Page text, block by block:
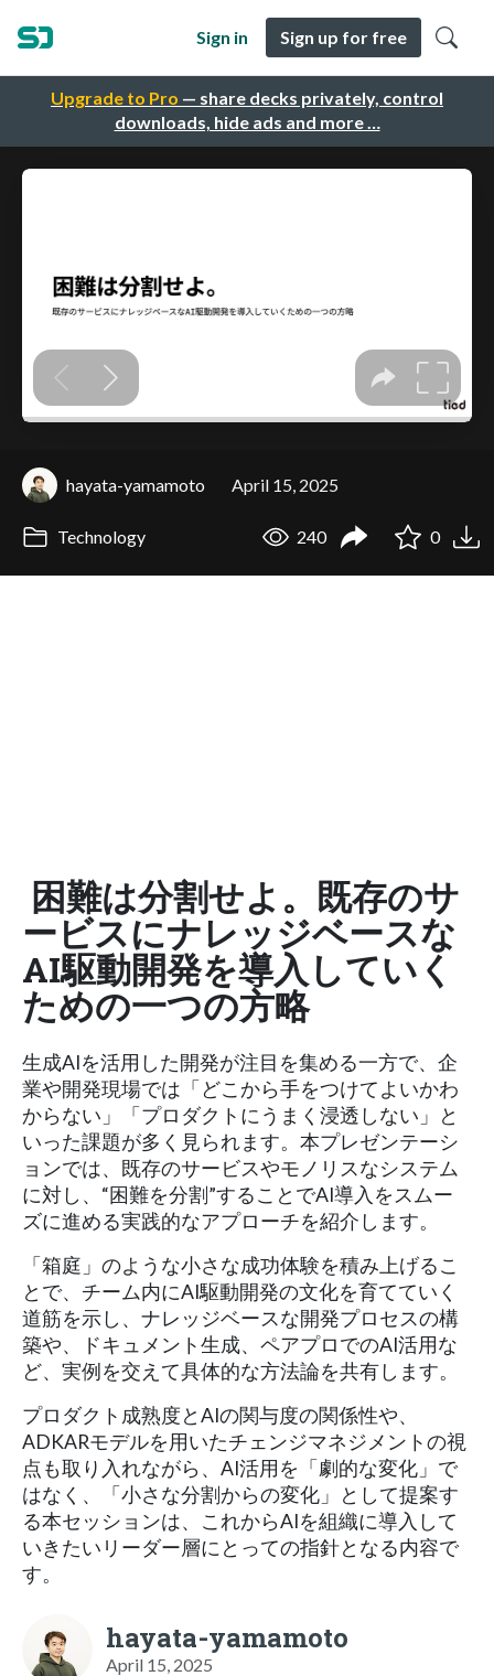
Upgrade to Pro — share decks privately, control
downloads, hide ads and more …
Sign in Sign up for free
hayata-yamamoto April 15, 2025
Technology 240 0
困難は分割せよ。既存のサ
ービスにナレッジベースな
AI駆動開発を導入していく
ための一つの方略
生成AIを活用した開発が注目を集める一方で、企
業や開発現場では「どこから手をつけてよいかわ
からない」「プロダクトにうまく浸透しない」と
いった課題が多く見られます。本プレゼンテーシ
ョンでは、既存のサービスやモノリスなシステム
に対し、“困難を分割”することでAI導入をスムー
ズに進める実践的なアプローチを紹介します。
「箱庭」のような小さな成功体験を積み上げるこ
とで、チーム内にAI駆動開発の文化を育てていく
道筋を示し、ナレッジベースな開発プロセスの構
築や、ドキュメント生成、ペアプロでのAI活用な
ど、実例を交えて具体的な方法論を共有します。
プロダクト成熟度とAIの関与度の関係性や、
ADKARモデルを用いたチェンジマネジメントの視
点も取り入れながら、AI活用を「劇的な変化」で
はなく、「小さな分割からの変化」として提案す
る本セッションは、これからAIを組織に導入して
いきたいリーダー層にとっての指針となる内容で
す。
hayata-yamamoto
April 15, 2025